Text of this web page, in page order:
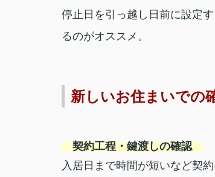
停止日を引っ越し日前に設定
るのがオススメ。
新しいお住まいでの
契約工程・鍵渡しの確認
入居日まで時間が短いなど契